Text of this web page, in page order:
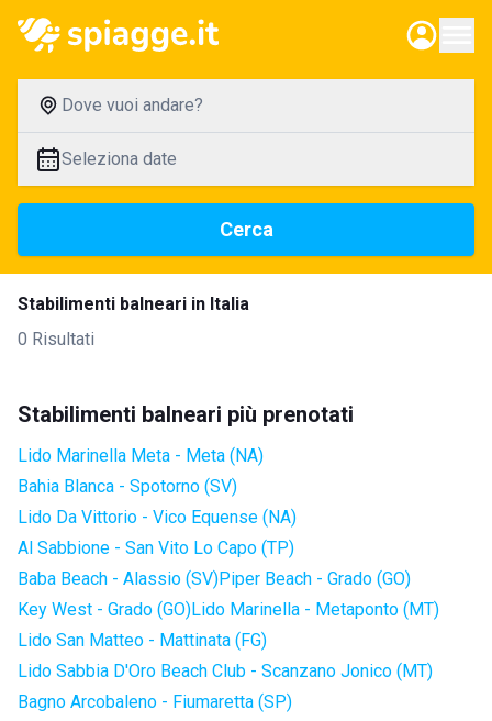
Dove vuoi andare?
Seleziona date
Cerca
Stabilimenti balneari in Italia
0 Risultati
Stabilimenti balneari più prenotati
Lido Marinella Meta - Meta (NA)
Bahia Blanca - Spotorno (SV)
Lido Da Vittorio - Vico Equense (NA)
Al Sabbione - San Vito Lo Capo (TP)
Baba Beach - Alassio (SV)Piper Beach - Grado (GO)
Key West - Grado (GO)Lido Marinella - Metaponto (MT)
Lido San Matteo - Mattinata (FG)
Lido Sabbia D'Oro Beach Club - Scanzano Jonico (MT)
Bagno Arcobaleno - Fiumaretta (SP)